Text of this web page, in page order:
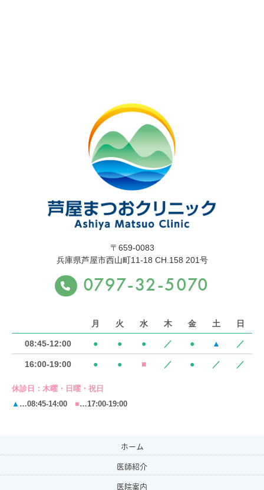
〒659-0083
兵庫県芦屋市西山町11-18 CH.158 201号
0797-32-5070
月 火 水 木 金 土 日
08:45-12:00 ● ● ● ／ ● ▲ ／
16:00-19:00 ● ● ■ ／ ● ／ ／
休診日： 木曜・日曜・祝日
▲ …08:45-14:00 ■…17:00-19:00
ホーム
医師紹介
医院案内